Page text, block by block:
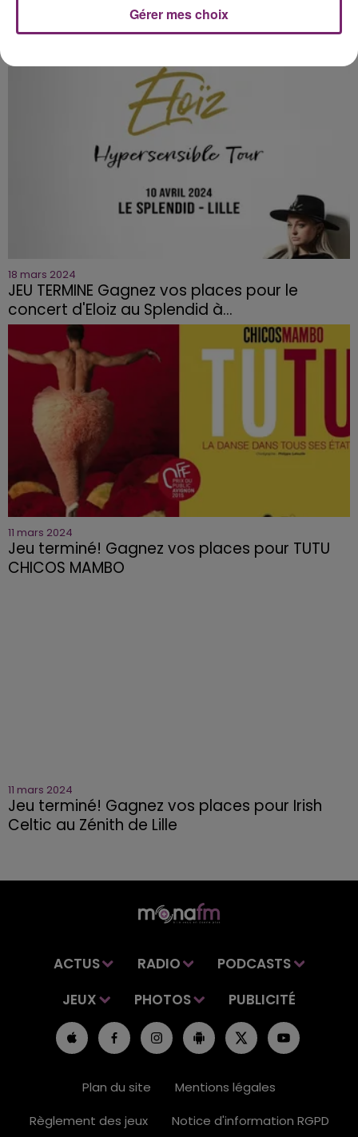
JEU TERMINE PATRICK FIORI vous invite au
18 mars 2024
JEU TERMINE Gagnez vos places pour le
concert d'Eloiz au Splendid à...
11 mars 2024
Jeu terminé! Gagnez vos places pour TUTU
CHICOS MAMBO
11 mars 2024
Jeu terminé! Gagnez vos places pour Irish
Celtic au Zénith de Lille
ACTUS RADIO
PODCASTS
JEUX
PHOTOS PUBLICITÉ
Plan du site
Mentions légales
Règlement des jeux
Notice d'information RGPD
Gérer mes choix